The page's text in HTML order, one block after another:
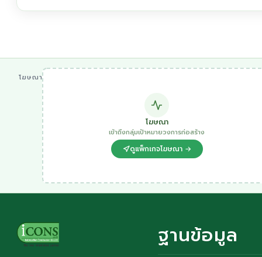
โฆษณา
โฆษณา
เข้าถึงกลุ่มเป้าหมายวงการก่อสร้าง
ดูแพ็กเกจโฆษณา →
ฐานข้อมูล